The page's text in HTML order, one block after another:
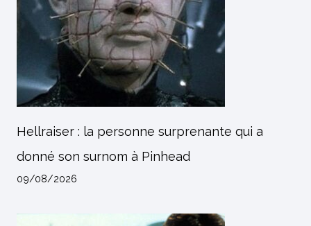
Hellraiser : la personne surprenante qui a
donné son surnom à Pinhead
09/08/2026